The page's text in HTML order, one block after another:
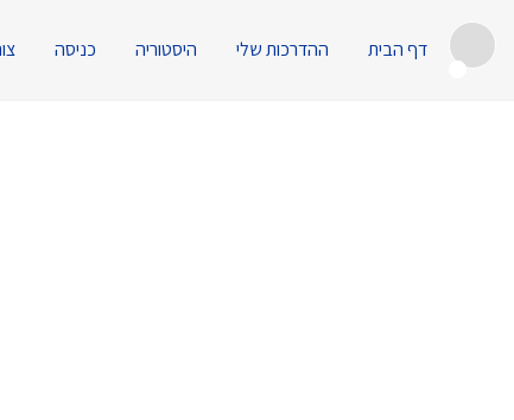
דף הבית ההדרכות שלי היסטוריה כניסה